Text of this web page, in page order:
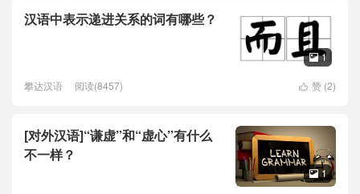
汉语中表示递进关系的词有哪些？
 1
 赞 (2)
攀达汉语 阅读(8457)
[对外汉语]“谦虚”和“虚心”有什么
不一样？
 1